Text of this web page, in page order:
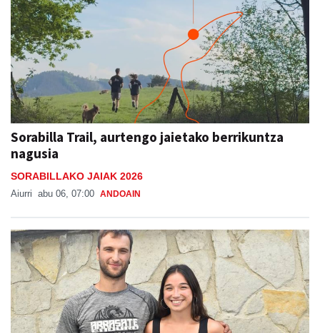
Sorabilla Trail, aurtengo jaietako berrikuntza
nagusia
SORABILLAKO JAIAK 2026
Aiurri abu 06, 07:00 ANDOAIN